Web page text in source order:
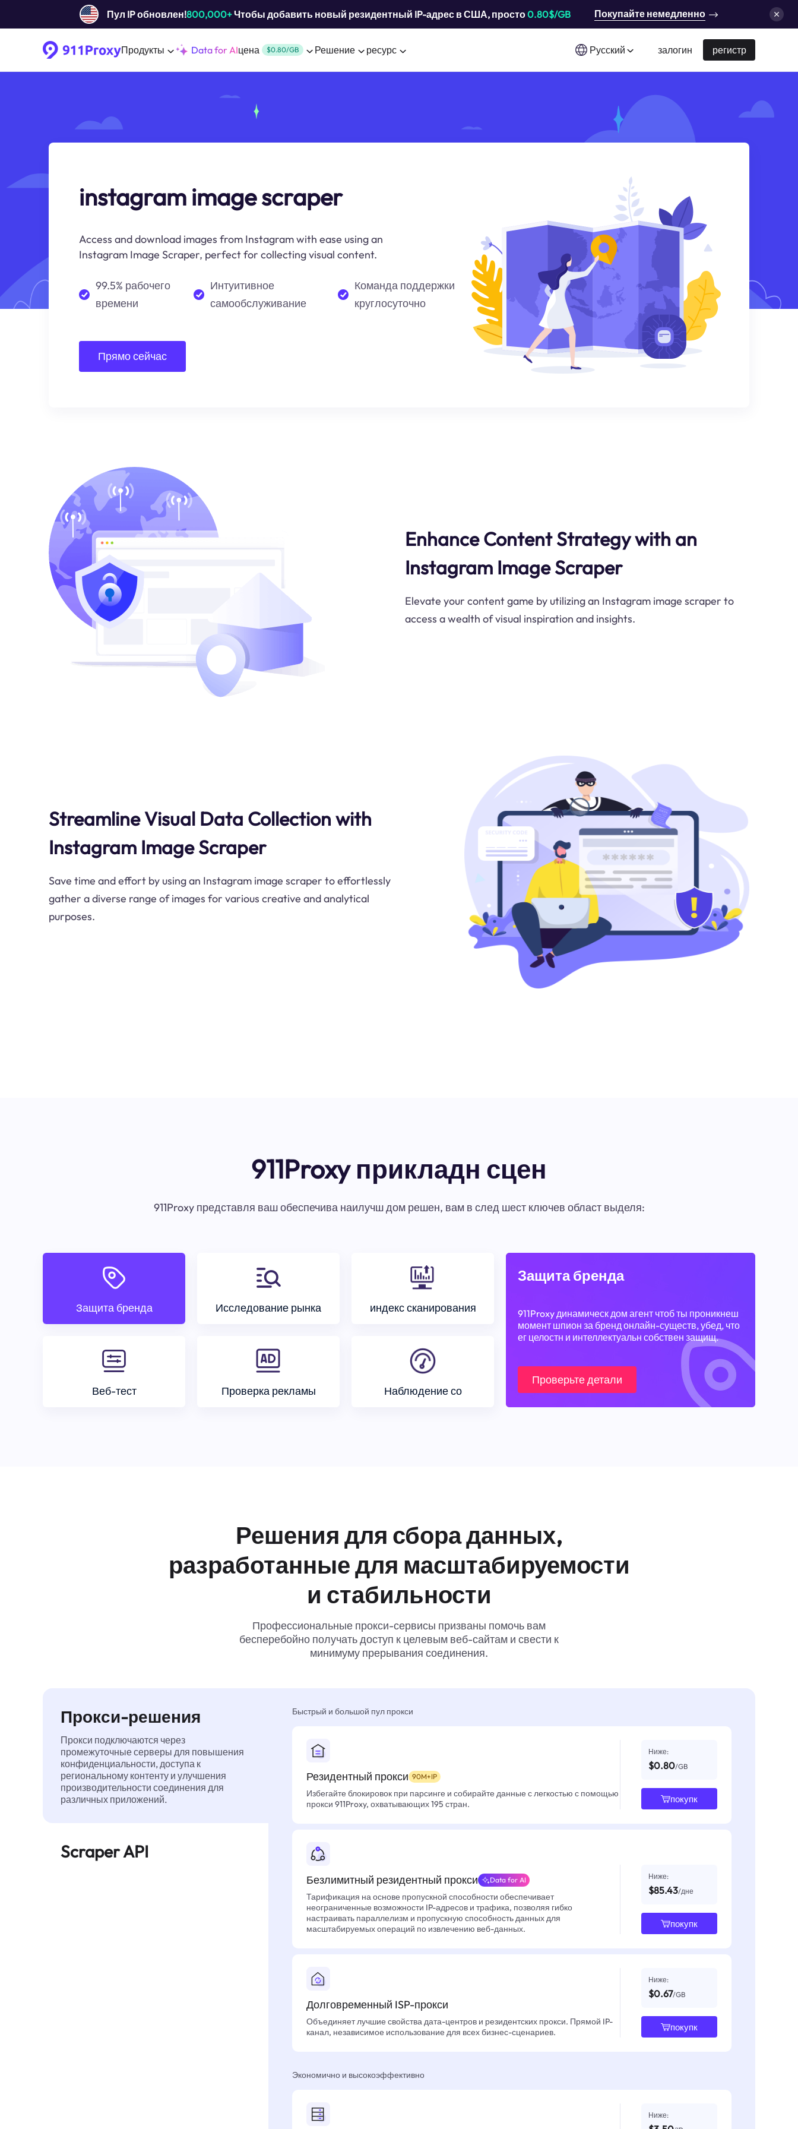
Пул IP обновлен!800,000+Чтобы добавить новый резидентный IP-адрес в США, просто0.80$/GB Покупайте немедленно
Продукты Data for AIцена $0.80/GB Решение ресурс Русский залогин регистр
instagram image scraper
Access and download images from Instagram with ease using an
Instagram Image Scraper, perfect for collecting visual content.
99.5% рабочего
времени
Интуитивное
самообслуживание
Команда поддержки
круглосуточно
Прямо сейчас
Enhance Content Strategy with an
Instagram Image Scraper
Elevate your content game by utilizing an Instagram image scraper to
access a wealth of visual inspiration and insights.
Streamline Visual Data Collection with
Instagram Image Scraper
Save time and effort by using an Instagram image scraper to effortlessly
gather a diverse range of images for various creative and analytical
purposes.
911Proxy прикладн сцен
911Proxy представля ваш обеспечива наилучш дом решен, вам в след шест ключев област выделя:
Защита бренда Исследование рынка индекс сканирования
Веб-тест Проверка рекламы Наблюдение со
Защита бренда
911Proxy динамическ дом агент чтоб ты проникнеш
момент шпион за бренд онлайн-существ, убед, что
ег целостн и интеллектуальн собствен защищ.
Проверьте детали
Решения для сбора данных,
разработанные для масштабируемости
и стабильности
Профессиональные прокси-сервисы призваны помочь вам
бесперебойно получать доступ к целевым веб-сайтам и свести к
минимуму прерывания соединения.
Прокси-решения
Прокси подключаются через
промежуточные серверы для повышения
конфиденциальности, доступа к
региональному контенту и улучшения
производительности соединения для
различных приложений.
Scraper API
Быстрый и большой пул прокси
Резидентный прокси 90M+IP
Избегайте блокировок при парсинге и собирайте данные с легкостью с помощью
прокси 911Proxy, охватывающих 195 стран.
Ниже:
$0.80/GB
покупк
Безлимитный резидентный прокси Data for AI
Тарификация на основе пропускной способности обеспечивает
неограниченные возможности IP-адресов и трафика, позволяя гибко
настраивать параллелизм и пропускную способность данных для
масштабируемых операций по извлечению веб-данных.
Ниже:
$85.43/дне
покупк
Долговременный ISP-прокси
Объединяет лучшие свойства дата-центров и резидентских прокси. Прямой IP-
канал, независимое использование для всех бизнес-сценариев.
Ниже:
$0.67/GB
покупк
Экономично и высокоэффективно
Ниже: